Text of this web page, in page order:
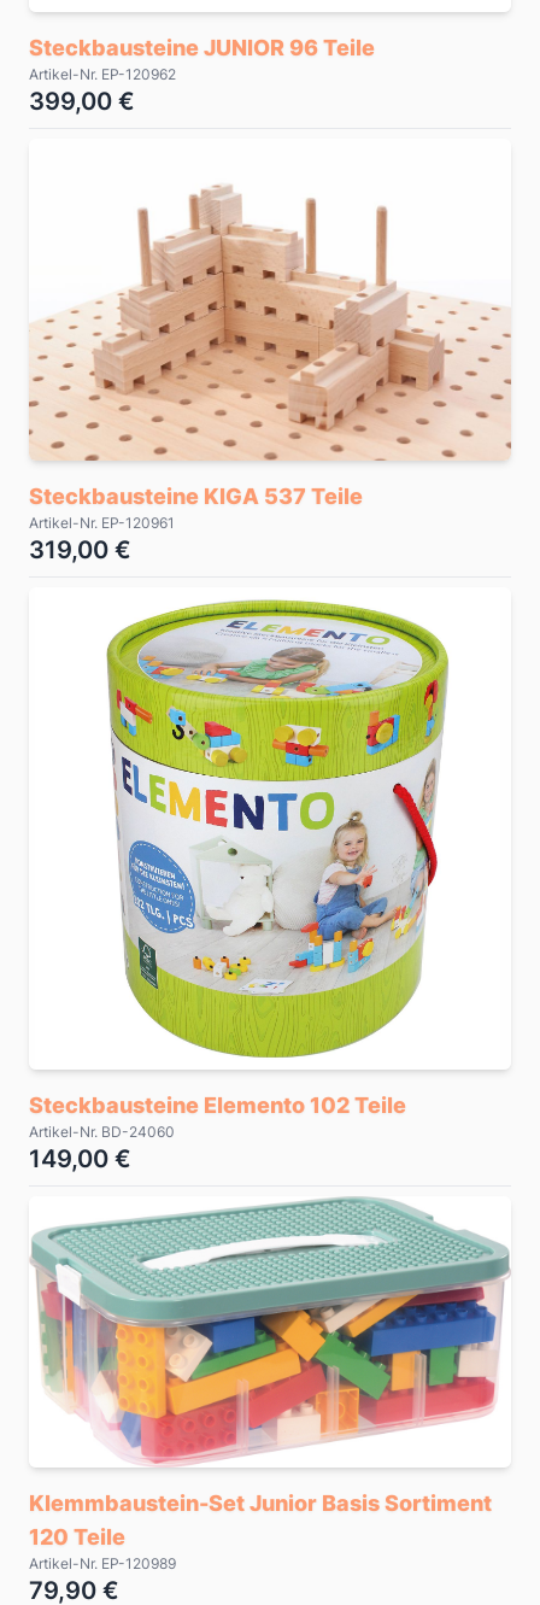
Steckbausteine JUNIOR 96 Teile
Artikel-Nr. EP-120962
399,00 €
Steckbausteine KIGA 537 Teile
Artikel-Nr. EP-120961
319,00 €
Steckbausteine Elemento 102 Teile
Artikel-Nr. BD-24060
149,00 €
Klemmbaustein-Set Junior Basis Sortiment
120 Teile
Artikel-Nr. EP-120989
79,90 €